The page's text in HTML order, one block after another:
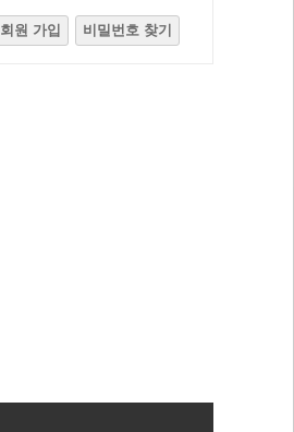
회원 가입 비밀번호 찾기